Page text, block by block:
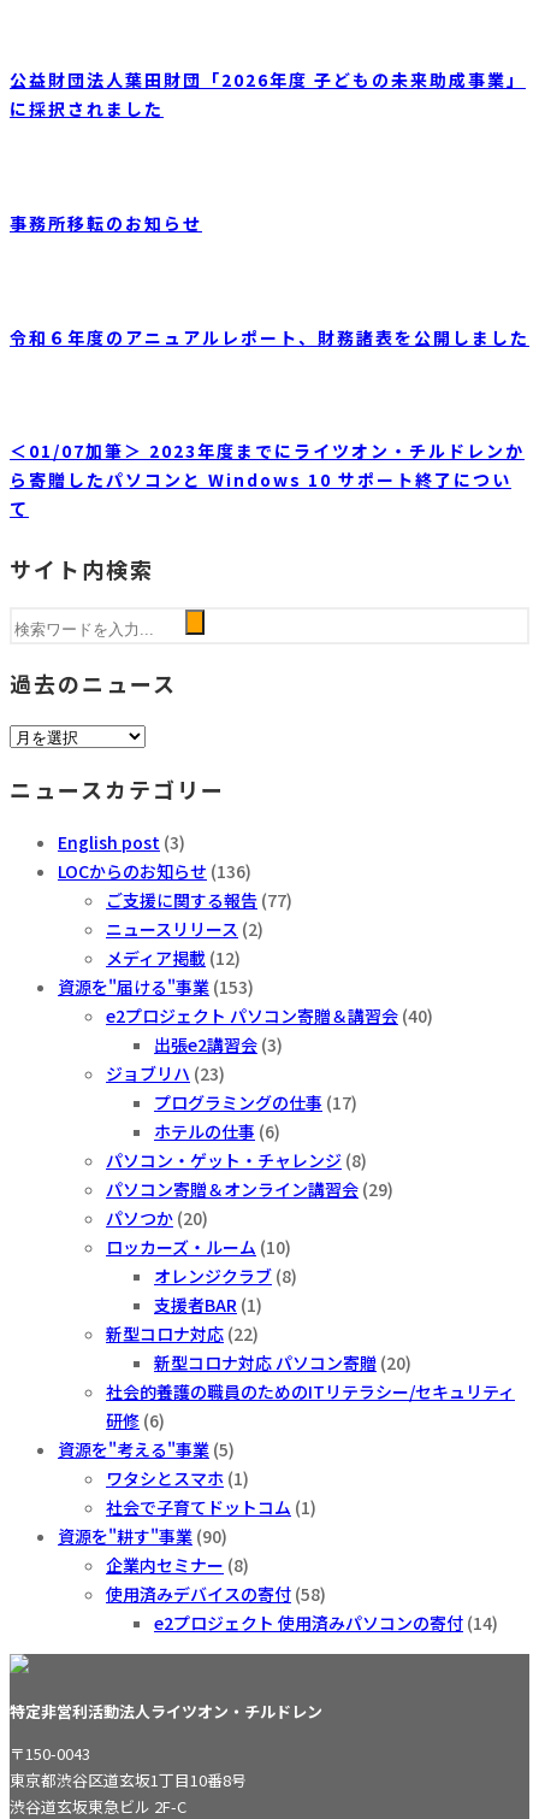
公益財団法人葉田財団「2026年度 子どもの未来助成事業」
に採択されました
事務所移転のお知らせ
令和６年度のアニュアルレポート、財務諸表を公開しました
＜01/07加筆＞ 2023年度までにライツオン・チルドレンか
ら寄贈したパソコンと Windows 10 サポート終了につい
て
サイト内検索
過去のニュース
過
の
ニュースカテゴリー
English post (3)
LOCからのお知らせ (136)
ご支援に関する報告 (77)
ニュースリリース (2)
メディア掲載 (12)
資源を"届ける"事業 (153)
e2プロジェクト パソコン寄贈＆講習会 (40)
出張e2講習会 (3)
ジョブリハ (23)
プログラミングの仕事 (17)
ホテルの仕事 (6)
パソコン・ゲット・チャレンジ (8)
パソコン寄贈＆オンライン講習会 (29)
パソつか (20)
ロッカーズ・ルーム (10)
オレンジクラブ (8)
支援者BAR (1)
新型コロナ対応 (22)
新型コロナ対応 パソコン寄贈 (20)
社会的養護の職員のためのITリテラシー/セキュリティ
研修 (6)
資源を"考える"事業 (5)
ワタシとスマホ (1)
社会で子育てドットコム (1)
資源を"耕す"事業 (90)
企業内セミナー (8)
使用済みデバイスの寄付 (58)
e2プロジェクト 使用済みパソコンの寄付 (14)
特定非営利活動法人ライツオン・チルドレン
〒150-0043
東京都渋谷区道玄坂1丁目10番8号
渋谷道玄坂東急ビル 2F-C